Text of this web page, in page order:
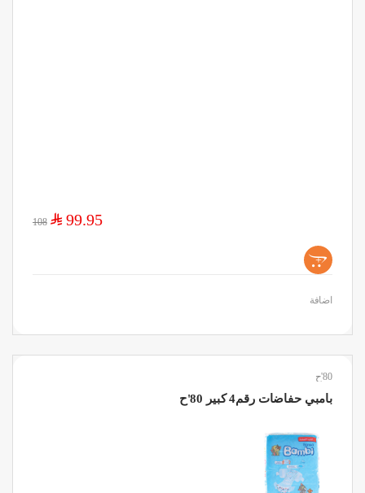
99.95
$
108
+
اضافة
80'ح
بامبي حفاضات رقم4 كبير 80'ح